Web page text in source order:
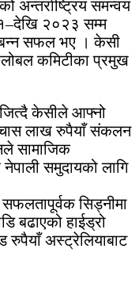
समन्वय
२०२३ सम्म
सफल भए । केसी
कमिटीका प्रमुख
जित्दै केसीले आफ्नो
लाख रुपैयाँ संकलन
सामाजिक
समुदायको लागि
सिड्नीमा
बढाएको हाईड्रो
रुपैयाँ अस्ट्रेलियाबाट